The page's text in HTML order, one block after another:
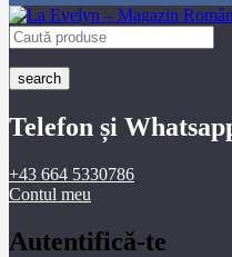
search
Telefon și
+43 664 5330786
Contul meu
Autentifică-te